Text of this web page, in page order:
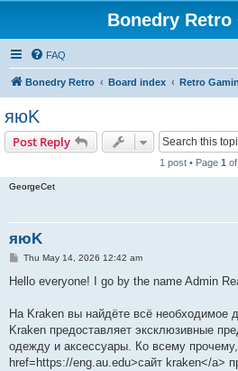
Bonedry Retro
FAQ
Bonedry Retro Board index Retro
яюK
Post Reply
1 post • Page 1 of
GeorgeCet
яюK
P
s
Thu May 14, 2026 12:42 am
Hello everyone! I go by the name Admin
На Kraken вы найдёте всё необходимое
Kraken предоставляет эксклюзивные
одежду и аксессуары. Ко всему
href=https://eng.au.edu>сайт kraken</a>